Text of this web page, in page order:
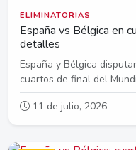
ELIMINATORIAS
España vs Bélgica en
detalles
España y Bélgica
cuartos de final del
11 de julio, 2026